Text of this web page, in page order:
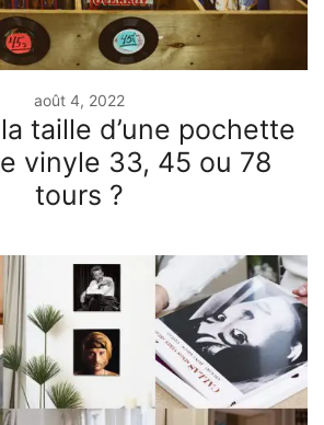
août 4, 2022
taille d’une pochette
vinyle 33, 45 ou 78
tours ?